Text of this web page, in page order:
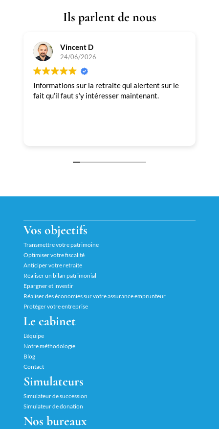
Ils parlent de nous
Vincent D
24/06/2026
Informations sur la retraite qui alertent sur le
fait qu’il faut s’y intéresser maintenant.
Vos objectifs
Transmettre votre patrimoine
Optimiser votre fiscalité
Anticiper votre retraite
Réaliser un bilan patrimonial
Epargner et investir
Réaliser des économies sur votre assurance emprunteur
Protéger votre entreprise
Le cabinet
L'équipe
Notre méthodologie
Blog
Contact
Simulateurs
Simulateur de succession
Simulateur de donation
Nos bureaux